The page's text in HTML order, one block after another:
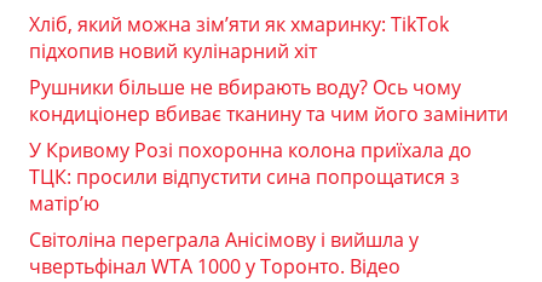
Хліб, який можна зім’яти як хмаринку: TikTok
підхопив новий кулінарний хіт
Рушники більше не вбирають воду? Ось чому
кондиціонер вбиває тканину та чим його замінити
У Кривому Розі похоронна колона приїхала до
ТЦК: просили відпустити сина попрощатися з
матір’ю
Світоліна переграла Анісімову і вийшла у
чвертьфінал WTA 1000 у Торонто. Відео